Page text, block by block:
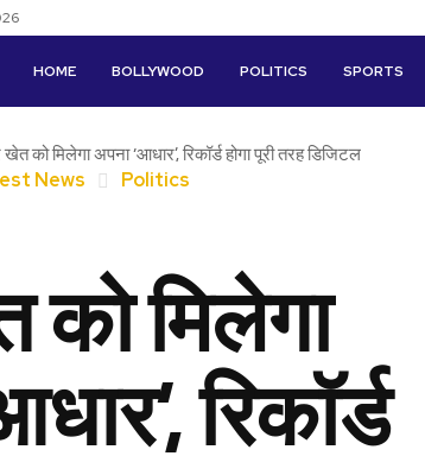
HOME BOLLYWOOD POLITICS SPORTS
खेत को मिलेगा अपना ‘आधार’, रिकॉर्ड होगा पूरी तरह डिजिटल
News Politics
को मिलेगा
रिकॉर्ड